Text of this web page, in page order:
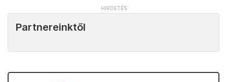
Partnereinktől